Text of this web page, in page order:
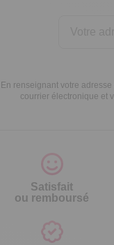
En renseignant votre
courrier électronique et
Satisfait
ou remboursé